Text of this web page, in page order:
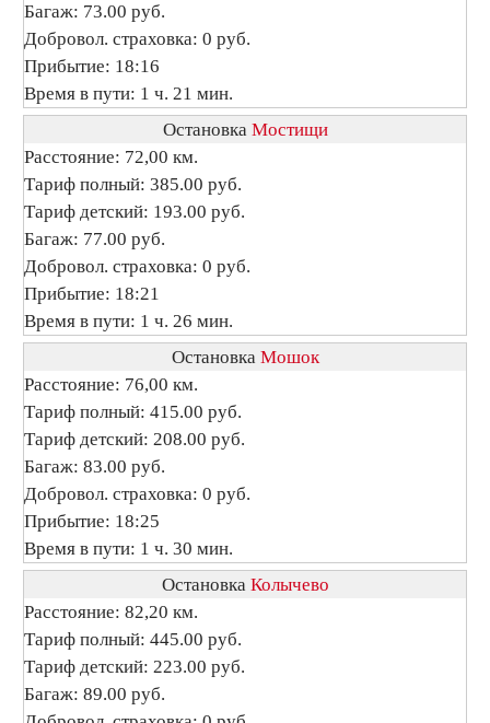
Багаж: 73.00 руб.
Добровол. страховка: 0 руб.
Прибытие: 18:16
Время в пути: 1 ч. 21 мин.
Остановка Мостищи
Расстояние: 72,00 км.
Тариф полный: 385.00 руб.
Тариф детский: 193.00 руб.
Багаж: 77.00 руб.
Добровол. страховка: 0 руб.
Прибытие: 18:21
Время в пути: 1 ч. 26 мин.
Остановка Мошок
Расстояние: 76,00 км.
Тариф полный: 415.00 руб.
Тариф детский: 208.00 руб.
Багаж: 83.00 руб.
Добровол. страховка: 0 руб.
Прибытие: 18:25
Время в пути: 1 ч. 30 мин.
Остановка Колычево
Расстояние: 82,20 км.
Тариф полный: 445.00 руб.
Тариф детский: 223.00 руб.
Багаж: 89.00 руб.